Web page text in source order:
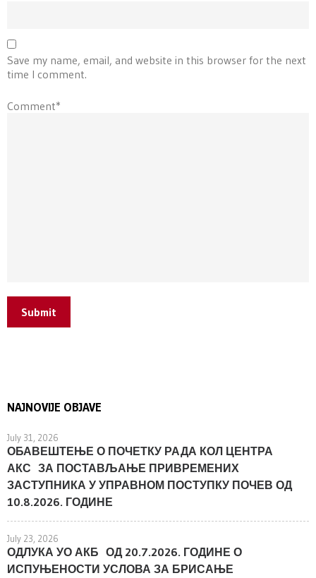
Save my name, email, and website in this browser for the next
time I comment.
Comment*
Submit
NAJNOVIJE OBJAVE
July 31, 2026
ОБАВЕШТЕЊЕ О ПОЧЕТКУ РАДА КОЛ ЦЕНТРА
АКС ЗА ПОСТАВЉАЊЕ ПРИВРЕМЕНИХ
ЗАСТУПНИКА У УПРАВНОМ ПОСТУПКУ ПОЧЕВ ОД
10.8.2026. ГОДИНЕ
July 23, 2026
ОДЛУКА УО АКБ ОД 20.7.2026. ГОДИНЕ О
ИСПУЊЕНОСТИ УСЛОВА ЗА БРИСАЊЕ